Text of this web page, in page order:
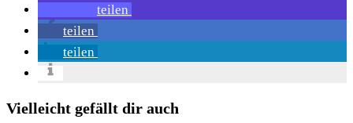
teilen
teilen
teilen
Vielleicht gefällt dir auch